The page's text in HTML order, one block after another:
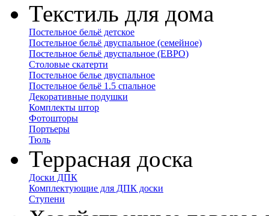
Текстиль для дома
Постельное бельё детское
Постельное бельё двуспальное (семейное)
Постельное бельё двуспальное (ЕВРО)
Столовые скатерти
Постельное белье двуспальное
Постельное бельё 1.5 спальное
Декоративные подушки
Комплекты штор
Фотошторы
Портьеры
Тюль
Террасная доска
Доски ДПК
Комплектующие для ДПК доски
Ступени